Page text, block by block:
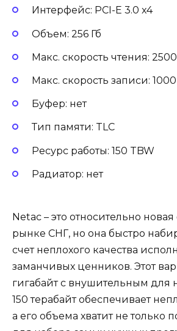
Интерфейс: PCI-E 3.0 x4
Объем: 256 Гб
Макс. скорость чтения:
Макс. скорость записи:
Буфер: нет
Тип памяти: TLC
Ресурс работы: 150 TBW
Радиатор: нет
Netac – это относительно
рынке СНГ, но она быстро
счет неплохого качества
заманчивых ценников. Этот
гигабайт с внушительным для
150 терабайт обеспечивает
а его объема хватит не только